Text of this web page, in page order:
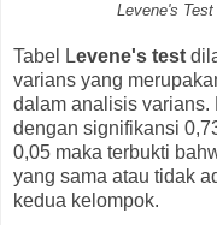
Levene's
Tabel Levene's test
varians yang
dalam analisis varians.
dengan signifikansi
0,05 maka terbukti
yang sama atau tidak
kedua kelompok.